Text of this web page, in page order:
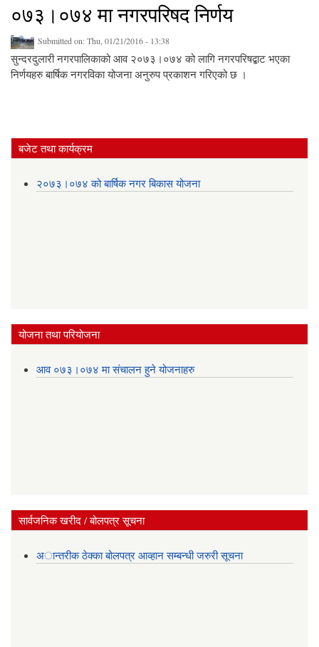
०७३।०७४ मा नगरपरिषद निर्णय
Submitted on:Thu, 01/21/2016 - 13:38
सुन्दरदुलारी नगरपालिकाको आ‍व २०७३।०७४ को लागि नगरपरिषद्बाट भएका
निर्णयहरु बार्षिक नगरविका योजना अनुरुप प्रकाशन गरिएको छ ।
बजेट तथा कार्यक्रम
२०७३।०७४ को बार्षिक नगर बिकास योजना
योजना तथा परियोजना
आव ०७३।०७४ मा संचालन हुने योजनाहरु
सार्वजनिक खरीद / बोलपत्र सूचना
अान्तरीक ठेक्का बोलपत्र आव्हान सम्बन्धी जरुरी सूचना